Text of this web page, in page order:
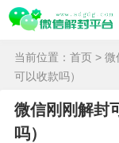
当前位置： 首页 > 微
可以收款吗）
微信刚刚解封
吗）